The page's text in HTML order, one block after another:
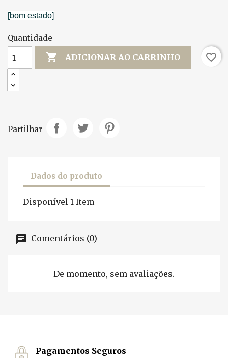
[bom estado]
Quantidade
 ADICIONAR AO CARRINHO favorite_border
Partilhar
Dados do produto
Disponível 1 Item
Comentários (0)
De momento, sem avaliações.
Pagamentos Seguros